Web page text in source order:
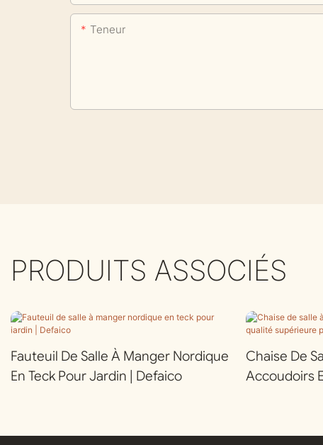
Teneur
PRODUITS ASSOCIÉS
Fauteuil De Salle À Manger Nordique
En Teck Pour Jardin | Defaico
Chaise De
Accoudoirs